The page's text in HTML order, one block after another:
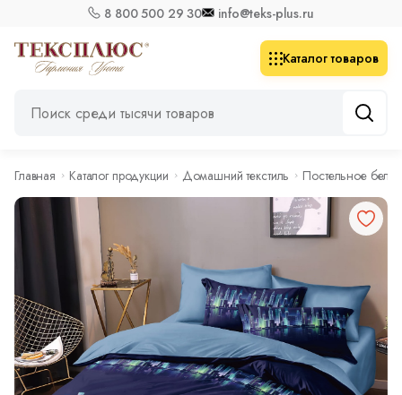
8 800 500 29 30 info@teks-plus.ru
Каталог товаров
Главная Каталог продукции Домашний текстиль Постельное белье